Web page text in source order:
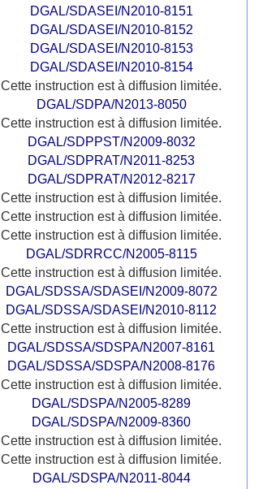
DGAL/SDASEI/N2010-8151
DGAL/SDASEI/N2010-8152
DGAL/SDASEI/N2010-8153
DGAL/SDASEI/N2010-8154
Cette instruction est à diffusion limitée.
DGAL/SDPA/N2013-8050
Cette instruction est à diffusion limitée.
DGAL/SDPPST/N2009-8032
DGAL/SDPRAT/N2011-8253
DGAL/SDPRAT/N2012-8217
Cette instruction est à diffusion limitée.
Cette instruction est à diffusion limitée.
Cette instruction est à diffusion limitée.
DGAL/SDRRCC/N2005-8115
Cette instruction est à diffusion limitée.
DGAL/SDSSA/SDASEI/N2009-8072
DGAL/SDSSA/SDASEI/N2010-8112
Cette instruction est à diffusion limitée.
DGAL/SDSSA/SDSPA/N2007-8161
DGAL/SDSSA/SDSPA/N2008-8176
Cette instruction est à diffusion limitée.
DGAL/SDSPA/N2005-8289
DGAL/SDSPA/N2009-8360
Cette instruction est à diffusion limitée.
Cette instruction est à diffusion limitée.
DGAL/SDSPA/N2011-8044